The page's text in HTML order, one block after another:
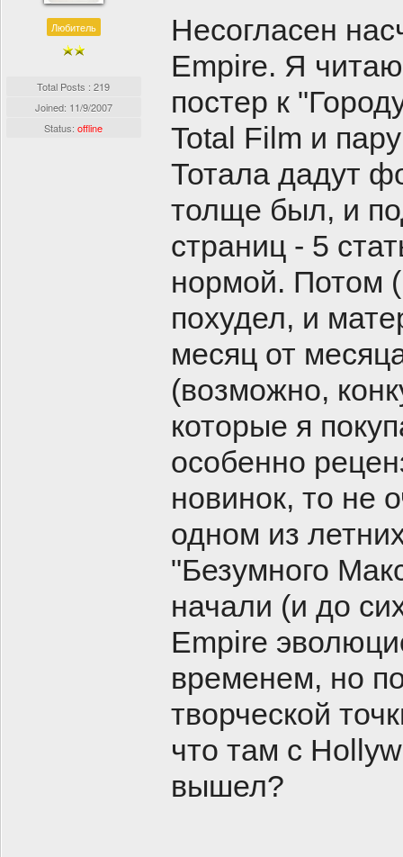
Любитель
Total Posts : 219
Joined: 11/9/2007
Status:offline
Несогласен
Empire. Я
постер к
Total Film и
Тотала дадут
толще был, и
страниц - 5
нормой. Потом
похудел, и
месяц от
(возможно,
которые я
особенно
новинок, то не
одном из
"Безумного
начали (и до
Empire
временем, но
творческой
что там с
вышел?